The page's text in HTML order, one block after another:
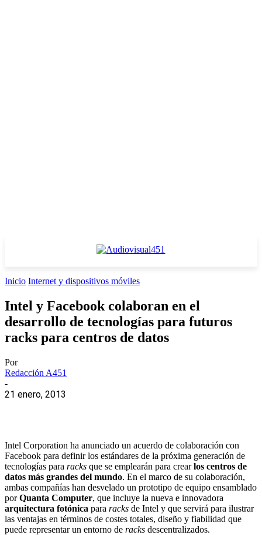
Inicio Internet y dispositivos móviles
Intel y Facebook colaboran en el
desarrollo de tecnologías para futuros
racks para centros de datos
Por
Redacción A451
-
21 enero, 2013
Intel Corporation ha anunciado un acuerdo de colaboración con
Facebook para definir los estándares de la próxima generación de
tecnologías para racks que se emplearán para crearlos centros de
datos más grandes del mundo. En el marco de su colaboración,
ambas compañías han desvelado un prototipo de equipo ensamblado
porQuanta Computer, que incluye la nueva e innovadora
arquitectura fotónica para racks de Intel y que servirá para ilustrar
las ventajas en términos de costes totales, diseño y fiabilidad que
puede representar un entorno de racks descentralizados.